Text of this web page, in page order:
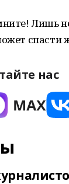
Лишь
спасти
нас